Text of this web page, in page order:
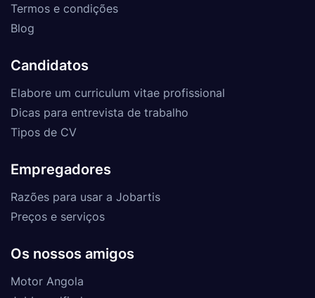
Termos e condições
Blog
Candidatos
Elabore um curriculum vitae profissional
Dicas para entrevista de trabalho
Tipos de CV
Empregadores
Razões para usar a Jobartis
Preços e serviços
Os nossos amigos
Motor Angola